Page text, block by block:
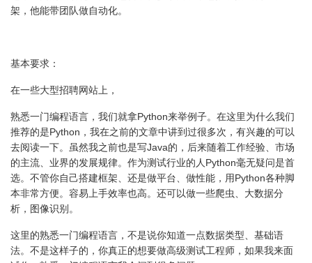
架，他能带团队做自动化。
基本要求：
在一些大型招聘网站上，
熟悉一门编程语言，我们就拿Python来举例子。在这里为什么我们
推荐的是Python，我在之前的文章中讲到过很多次，有兴趣的可以
去阅读一下。虽然我之前也是写Java的，后来随着工作经验、市场
的主流、业界的发展规律。作为测试行业的人Python毫无疑问是首
选。不管你自己搭建框架、还是做平台、做性能，用Python各种脚
本非常方便。容易上手效率也高。还可以做一些爬虫、大数据分
析，图像识别。
这里的熟悉一门编程语言，不是说你知道一点数据类型、基础语
法。不是这样子的，你真正的想要做高级测试工程师，如果我来面